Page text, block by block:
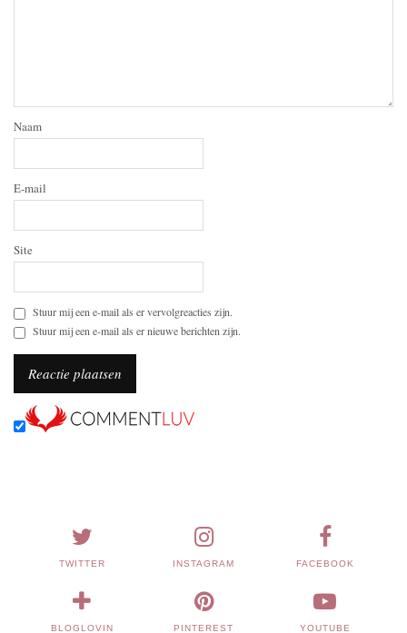
Naam
E-mail
Site
Stuur mij een e-mail als er vervolgreacties zijn.
Stuur mij een e-mail als er nieuwe berichten zijn.
TWITTER INSTAGRAM FACEBOOK
BLOGLOVIN PINTEREST YOUTUBE